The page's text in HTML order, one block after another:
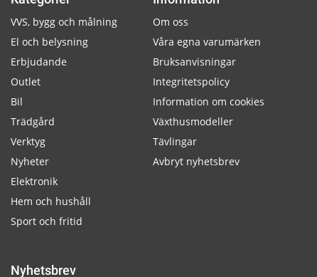
VVS, bygg och målning
El och belysning
Erbjudande
Outlet
Bil
Trädgård
Verktyg
Nyheter
Elektronik
Hem och hushåll
Sport och fritid
Om oss
Våra egna varumärken
Bruksanvisningar
Integritetspolicy
Information om cookies
Växthusmodeller
Tävlingar
Avbryt nyhetsbrev
Nyhetsbrev